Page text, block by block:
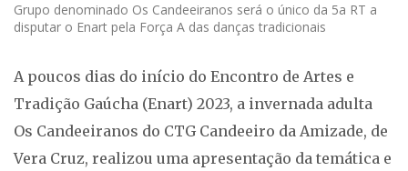
Grupo denominado Os Candeeiranos será o único da 5a RT a
disputar o Enart pela Força A das danças tradicionais
A poucos dias do início do Encontro de Artes e
Tradição Gaúcha (Enart) 2023, a invernada adulta
Os Candeeiranos do CTG Candeeiro da Amizade, de
Vera Cruz, realizou uma apresentação da temática e